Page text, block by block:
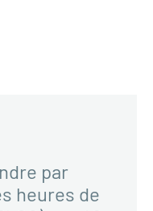
par
heures de